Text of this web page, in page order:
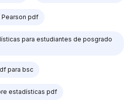
pdf
para estudiantes de posgrado
para bsc
estadísticas pdf